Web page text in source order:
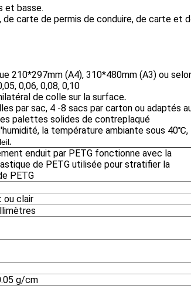
et basse.
carte de permis de conduire, de carte et
210*297mm (A4), 310*480mm (A3) ou
0,06, 0,08, 0,10
de colle sur la surface.
par sac, 4 -8 sacs par carton ou adaptés
palettes solides de contreplaqué
la température ambiante sous 40℃,
.
enduit par PETG fonctionne avec la
de PETG utilisée pour stratifier la
PETG
ou clair
g/cm